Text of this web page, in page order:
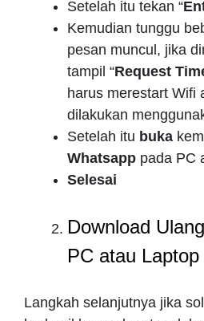
Setelah itu tekan “
Kemudian tunggu
pesan muncul, jika
tampil “Request
harus merestart Wifi
dilakukan
Setelah itu buka
Whatsapp pada PC
Selesai
Download
PC atau Laptop
Langkah selanjutnya jika